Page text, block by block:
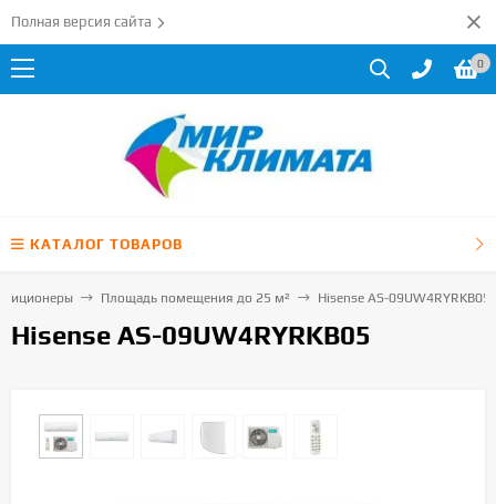
Полная версия сайта
0
КАТАЛОГ ТОВАРОВ
Площадь помещения до 25 м² Hisense AS-09UW4RYRKB05
Hisense AS-09UW4RYRKB05